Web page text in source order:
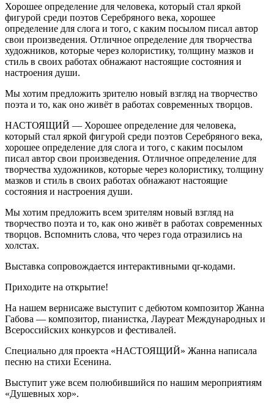
Хорошее определение для человека, который стал яркой
фигурой среди поэтов Серебряного века, хорошее
определение для слога и того, с каким посылом писал автор
свои произведения. Отличное определение для творчества
художников, которые через колористику, толщину мазков и
стиль в своих работах обнажают настоящие состояния и
настроения души.
Мы хотим предложить зрителю новый взгляд на творчество
поэта и то, как оно живёт в работах современных творцов.
НАСТОЯЩИЙ — Хорошее определение для человека,
который стал яркой фигурой среди поэтов Серебряного века,
хорошее определение для слога и того, с каким посылом
писал автор свои произведения. Отличное определение для
творчества художников, которые через колористику, толщину
мазков и стиль в своих работах обнажают настоящие
состояния и настроения души.
Мы хотим предложить всем зрителям новый взгляд на
творчество поэта и то, как оно живёт в работах современных
творцов. Вспомнить слова, что через года отразились на
холстах.
Выставка сопровождается интерактивными qr-кодами.
Приходите на открытие!
На нашем вернисаже выступит с дебютом композитор Жанна
Габова — композитор, пианистка, Лауреат Международных и
Всероссийских конкурсов и фестивалей.
Специально для проекта «НАСТОЯЩИЙ» Жанна написала
песню на стихи Есенина.
Выступит уже всем полюбившийся по нашим мероприятиям
«Душевных хор».